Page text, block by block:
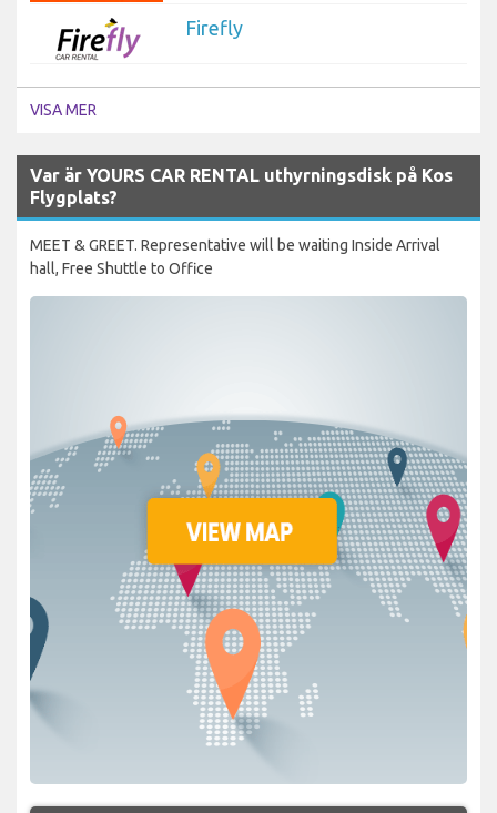
Firefly
VISA MER
Var är YOURS CAR RENTAL uthyrningsdisk på Kos
Flygplats?
MEET & GREET. Representative will be waiting Inside Arrival
hall, Free Shuttle to Office